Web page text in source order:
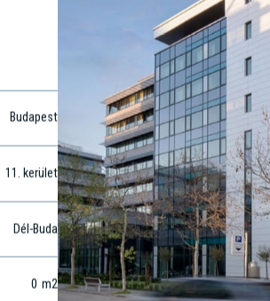
Budapest
11 . kerület
Dél-Buda
0 m2